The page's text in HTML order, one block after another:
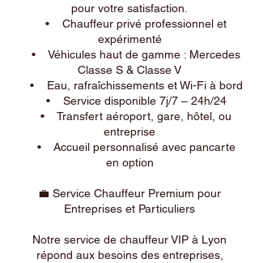
pour votre satisfaction.
• Chauffeur privé professionnel et
expérimenté
• Véhicules haut de gamme : Mercedes
Classe S & Classe V
• Eau, rafraîchissements et Wi-Fi à bord
• Service disponible 7j/7 – 24h/24
• Transfert aéroport, gare, hôtel, ou
entreprise
• Accueil personnalisé avec pancarte
en option
💼 Service Chauffeur Premium pour
Entreprises et Particuliers
Notre service de chauffeur VIP à Lyon
répond aux besoins des entreprises,